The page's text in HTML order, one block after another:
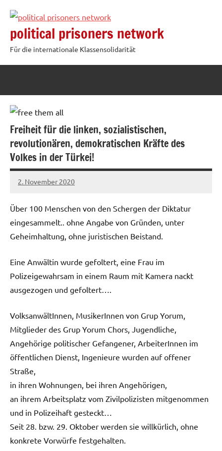
Inhalt
springen
political prisoners network
Für die internationale Klassensolidarität
Freiheit für die linken, sozialistischen,
revolutionären, demokratischen Kräfte des
Volkes in der Türkei!
2. November 2020
admin
Über 100 Menschen von den Schergen der Diktatur
eingesammelt.. ohne Angabe von Gründen, unter
Geheimhaltung, ohne juristischen Beistand.
Eine Anwältin wurde gefoltert, eine Frau im
Polizeigewahrsam in einem Raum mit Kamera nackt
ausgezogen und gefoltert….
VolksanwältInnen, MusikerInnen von Grup Yorum,
Mitglieder des Grup Yorum Chors, Jugendliche,
Angehörige politischer Gefangener, ArbeiterInnen im
öffentlichen Dienst, Ingenieure wurden auf offener
Straße,
in ihren Wohnungen, bei ihren Angehörigen,
an ihrem Arbeitsplatz vom Zivilpolizisten mitgenommen
und in Polizeihaft gesteckt…
Seit 28. bzw. 29. Oktober werden sie willkürlich, ohne
konkrete Vorwürfe festgehalten.